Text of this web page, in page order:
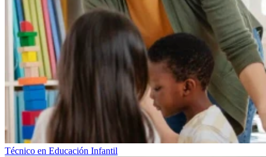
Técnico en Educación Infantil